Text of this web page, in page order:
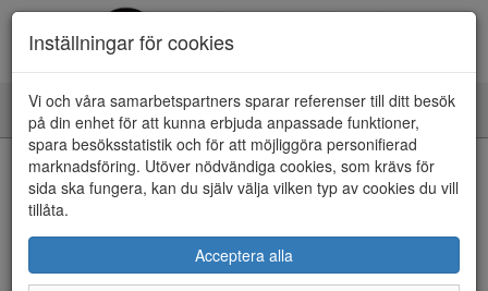
Toggle
navigation
HEM
Inställningar för cookies
Vi och våra samarbetspartners sparar referenser till ditt besök
på din enhet för att kunna erbjuda anpassade funktioner,
spara besöksstatistik och för att möjliggöra personifierad
marknadsföring. Utöver nödvändiga cookies, som krävs för
sida ska fungera, kan du själv välja vilken typ av cookies du vill
tillåta.
Acceptera alla